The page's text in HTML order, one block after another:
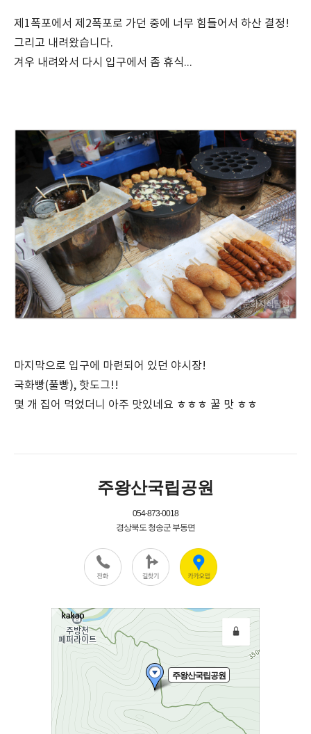
제1폭포에서 제2폭포로 가던 중에 너무 힘들어서 하산 결정!
그리고 내려왔습니다.
겨우 내려와서 다시 입구에서 좀 휴식...
마지막으로 입구에 마련되어 있던 야시장!
국화빵(풀빵), 핫도그!!
몇 개 집어 먹었더니 아주 맛있네요 ㅎㅎㅎ 꿀 맛 ㅎㅎ